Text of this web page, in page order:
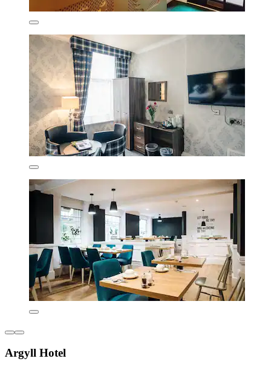
Argyll Hotel